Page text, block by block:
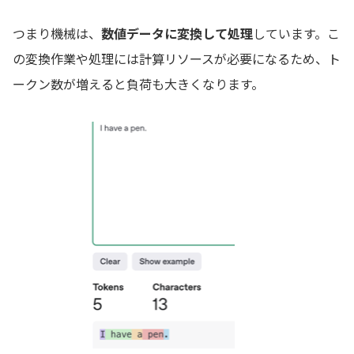
つまり機械は、 数値データに変換して処理しています。こ
の変換作業や処理には計算リソースが必要になるため、ト
ークン数が増えると負荷も大きくなります。